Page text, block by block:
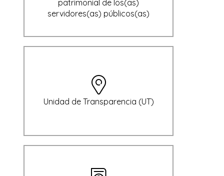
patrimonial de los(as)
servidores(as) públicos(as)
Unidad de Transparencia (UT)